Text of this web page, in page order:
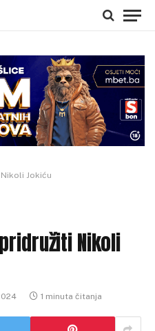
Jokiću
Nikoli
1 minuta čitanja